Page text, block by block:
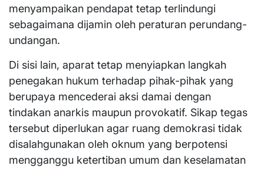
menyampaikan pendapat tetap terlindungi
sebagaimana dijamin oleh peraturan perundang-
undangan.
Di sisi lain, aparat tetap menyiapkan langkah
penegakan hukum terhadap pihak-pihak yang
berupaya mencederai aksi damai dengan
tindakan anarkis maupun provokatif. Sikap tegas
tersebut diperlukan agar ruang demokrasi tidak
disalahgunakan oleh oknum yang berpotensi
mengganggu ketertiban umum dan keselamatan